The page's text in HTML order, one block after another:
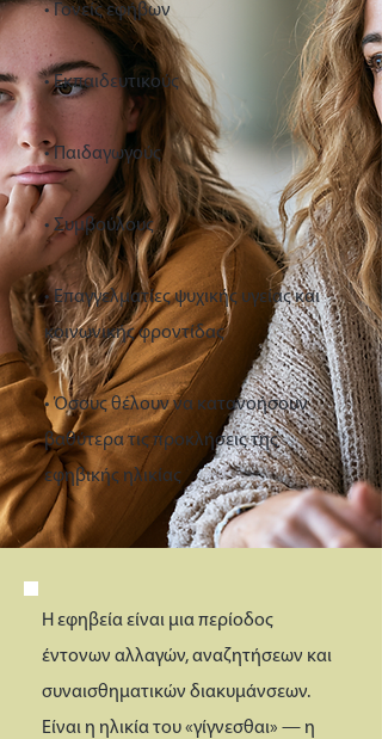
• Γονείς εφήβων
• Εκπαιδευτικούς
• Παιδαγωγούς
• Συμβούλους
• Επαγγελματίες ψυχικής υγείας και
κοινωνικής φροντίδας
• Όσους θέλουν να κατανοήσουν
βαθύτερα τις προκλήσεις της
εφηβικής ηλικίας
Η εφηβεία είναι μια περίοδος
έντονων αλλαγών, αναζητήσεων και
συναισθηματικών διακυμάνσεων.
Είναι η ηλικία του «γίγνεσθαι» — η